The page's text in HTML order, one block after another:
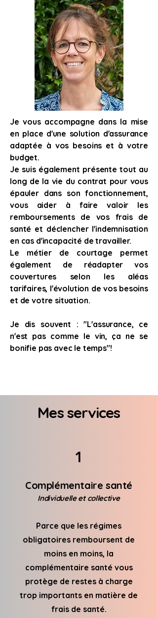
Je vous accompagne dans la mise
en place d'une solution d'assurance
adaptée à vos besoins et à votre
budget.
Je suis également présente tout au
long de la vie du contrat pour vous
épauler dans son fonctionnement,
vous aider à faire valoir les
remboursements de vos frais de
santé et déclencher l'indemnisation
en cas d'incapacité de travailler.
Le métier de courtage permet
également de réadapter vos
couvertures selon les aléas
tarifaires, l'évolution de vos besoins
et de votre situation.
Je dis souvent : "L'assurance, ce
n'est pas comme le vin, ça ne se
bonifie pas avec le temps"!
Mes services
1
Complémentaire santé
Individuelle et collective
Parce que les régimes
obligatoires remboursent de
moins en moins, la
complémentaire santé vous
protège de restes à charge
trop importants en matière de
frais de santé.